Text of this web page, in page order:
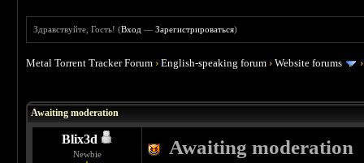
Здравствуйте, Гость! (Вход —Зарегистрироваться)
Metal Torrent Tracker Forum ›English-speaking forum ›Website forums
Awaiting moderation
Blix3d
Newbie Awaiting moderation